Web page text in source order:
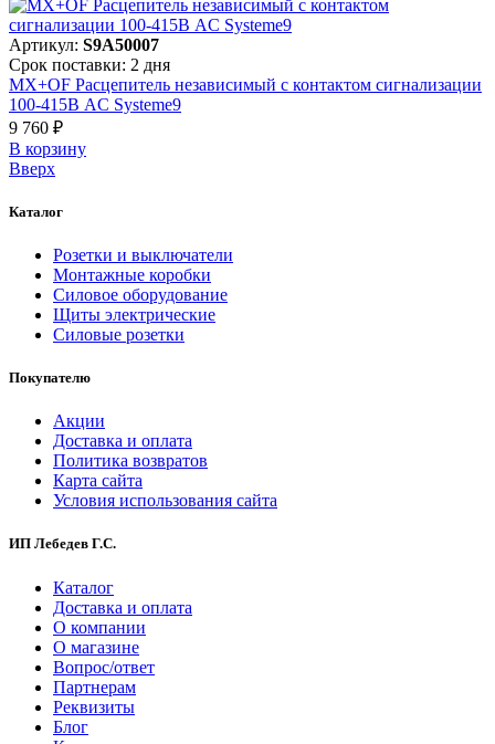
Артикул: S9A50007
Срок поставки: 2 дня
MX+OF Расцепитель независимый с контактом сигнализации
100-415В AC Systeme9
9 760 ₽
В корзинy
Вверх
Каталог
Розетки и выключатели
Монтажные коробки
Силовое оборудование
Щиты электрические
Силовые розетки
Покупателю
Акции
Доставка и оплата
Политика возвратов
Карта сайта
Условия использования сайта
ИП Лебедев Г.С.
Каталог
Доставка и оплата
О компании
О магазине
Вопрос/ответ
Партнерам
Реквизиты
Блог